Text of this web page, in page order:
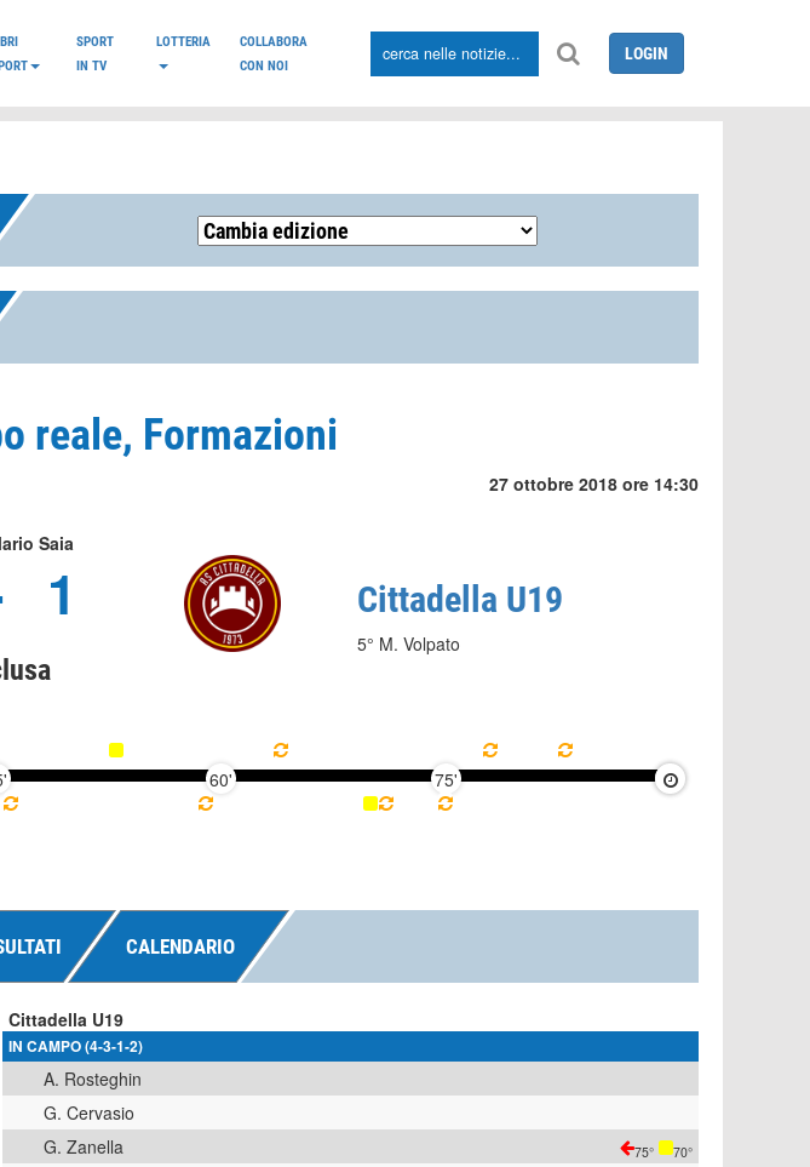
SPORT
IN TV
LOTTERIA
COLLABORA
CON NOI
LOGIN
reale, Formazioni
27 ottobre 2018 ore 14:30
Saia
1 Cittadella U19
5° M. Volpato
60' 75' 90'
CALENDARIO
Cittadella U19
IN CAMPO (4-3-1-2)
A. Rosteghin
G. Cervasio
G. Zanella
75° 70°